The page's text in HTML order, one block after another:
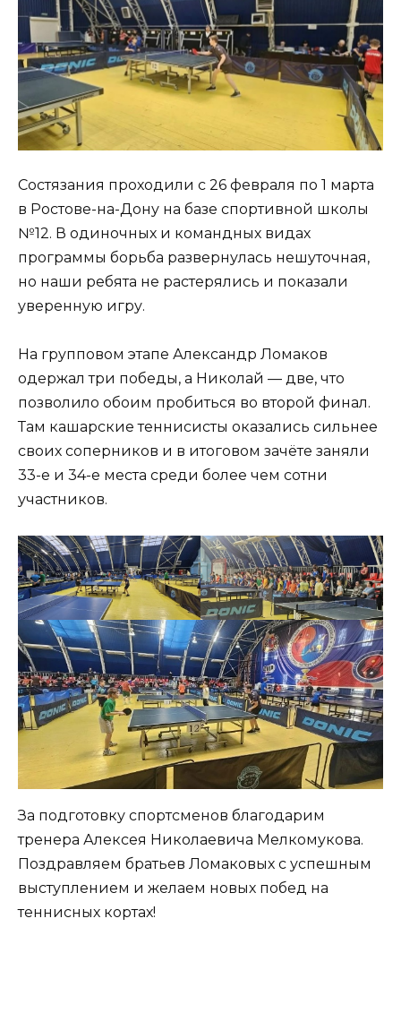
Состязания проходили с 26 февраля по 1 марта
в Ростове-на-Дону на базе спортивной школы
№12. В одиночных и командных видах
программы борьба развернулась нешуточная,
но наши ребята не растерялись и показали
уверенную игру.
На групповом этапе Александр Ломаков
одержал три победы, а Николай — две, что
позволило обоим пробиться во второй финал.
Там кашарские теннисисты оказались сильнее
своих соперников и в итоговом зачёте заняли
33-е и 34-е места среди более чем сотни
участников.
За подготовку спортсменов благодарим
тренера Алексея Николаевича Мелкомукова.
Поздравляем братьев Ломаковых с успешным
выступлением и желаем новых побед на
теннисных кортах!